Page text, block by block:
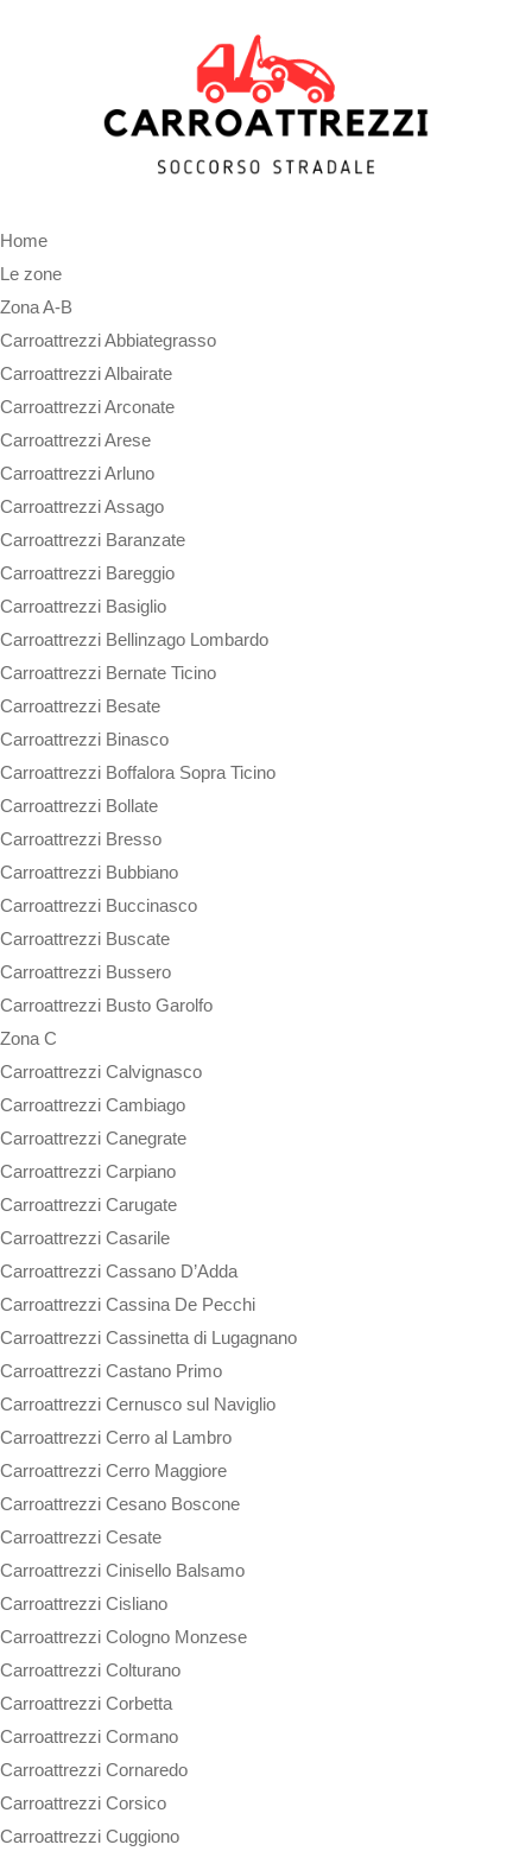
Home
Le zone
Zona A-B
Carroattrezzi Abbiategrasso
Carroattrezzi Albairate
Carroattrezzi Arconate
Carroattrezzi Arese
Carroattrezzi Arluno
Carroattrezzi Assago
Carroattrezzi Baranzate
Carroattrezzi Bareggio
Carroattrezzi Basiglio
Carroattrezzi Bellinzago Lombardo
Carroattrezzi Bernate Ticino
Carroattrezzi Besate
Carroattrezzi Binasco
Carroattrezzi Boffalora Sopra Ticino
Carroattrezzi Bollate
Carroattrezzi Bresso
Carroattrezzi Bubbiano
Carroattrezzi Buccinasco
Carroattrezzi Buscate
Carroattrezzi Bussero
Carroattrezzi Busto Garolfo
Zona C
Carroattrezzi Calvignasco
Carroattrezzi Cambiago
Carroattrezzi Canegrate
Carroattrezzi Carpiano
Carroattrezzi Carugate
Carroattrezzi Casarile
Carroattrezzi Cassano D’Adda
Carroattrezzi Cassina De Pecchi
Carroattrezzi Cassinetta di Lugagnano
Carroattrezzi Castano Primo
Carroattrezzi Cernusco sul Naviglio
Carroattrezzi Cerro al Lambro
Carroattrezzi Cerro Maggiore
Carroattrezzi Cesano Boscone
Carroattrezzi Cesate
Carroattrezzi Cinisello Balsamo
Carroattrezzi Cisliano
Carroattrezzi Cologno Monzese
Carroattrezzi Colturano
Carroattrezzi Corbetta
Carroattrezzi Cormano
Carroattrezzi Cornaredo
Carroattrezzi Corsico
Carroattrezzi Cuggiono